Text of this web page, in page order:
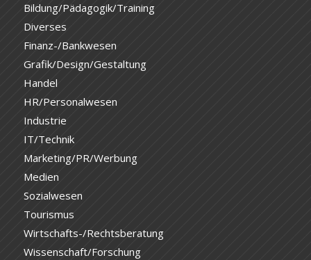
Bildung/Pädagogik/Training
Diverses
Finanz-/Bankwesen
Grafik/Design/Gestaltung
Handel
HR/Personalwesen
Industrie
IT/Technik
Marketing/PR/Werbung
Medien
Sozialwesen
Tourismus
Wirtschafts-/Rechtsberatung
Wissenschaft/Forschung